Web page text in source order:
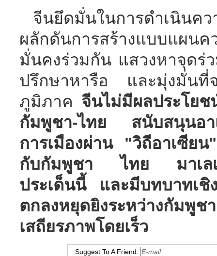
จีนยึดมั่นในการดำเนินค
ผลักดันการสร้างแบบแผนค
มั่นคงร่วมกัน แสวงหาจุดร่
ปรึกษาหารือ และมุ่งมั่นที่
ภูมิภาค จีนไม่มีผลประโย
กัมพูชา-ไทย สนับสนุนอา
การเมืองผ่าน "วิถีอาเซีย
กับกัมพูชา ไทย มาเลเซี
ประเด็นนี้ และมีบทบาทเชิ
ตกลงหยุดยิงระหว่างกัมพู
เสถียรภาพโดยเร็ว
Suggest To A Friend: